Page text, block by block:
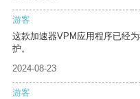
游客
这款加速器VPM应用程序已经
护。
2024-08-23
游客